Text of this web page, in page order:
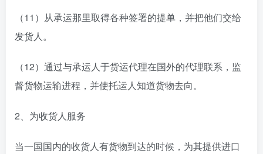
（11）从承运那里取得各种签署的提单，并把他们交给
发货人。
（12）通过与承运人于货运代理在国外的代理联系，监
督货物运输进程，并使托运人知道货物去向。
2、为收货人服务
当一国国内的收货人有货物到达的时候，为其提供进口